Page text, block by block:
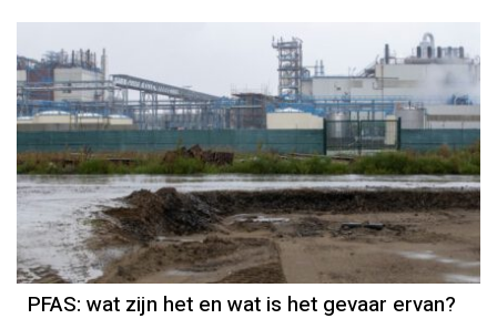
PFAS: wat zijn het en wat is het gevaar ervan?